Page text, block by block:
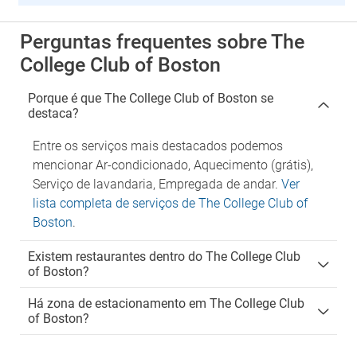
Perguntas frequentes sobre The
College Club of Boston
Porque é que The College Club of Boston se
destaca?
Entre os serviços mais destacados podemos
mencionar Ar-condicionado, Aquecimento (grátis),
Serviço de lavandaria, Empregada de andar. Ver
lista completa de serviços de The College Club of
Boston.
Existem restaurantes dentro do The College Club
of Boston?
Há zona de estacionamento em The College Club
of Boston?